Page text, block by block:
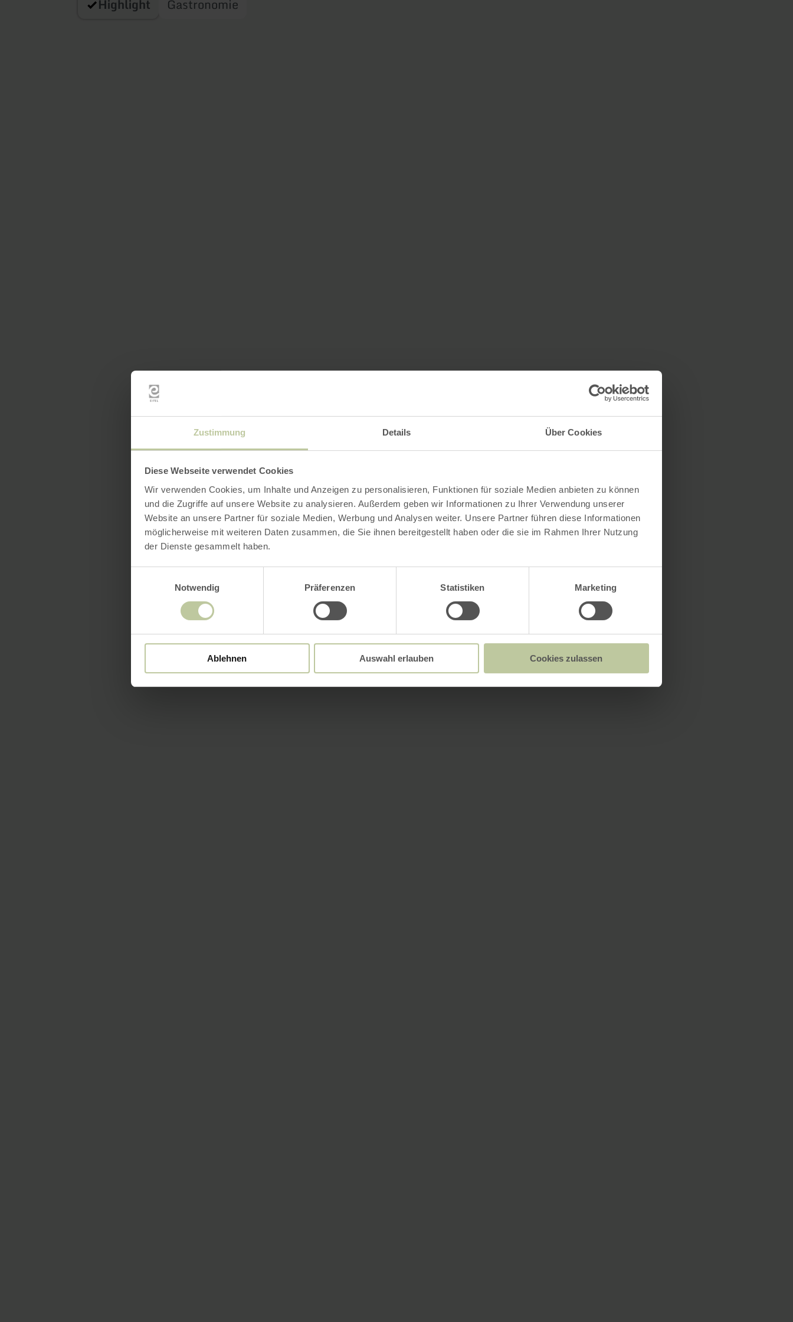
Zustimmung Details Über Cookies
Diese Webseite verwendet Cookies
Wir verwenden Cookies, um Inhalte und Anzeigen zu personalisieren, Funktionen für soziale Medien anbieten zu können
und die Zugriffe auf unsere Website zu analysieren. Außerdem geben wir Informationen zu Ihrer Verwendung unserer
Website an unsere Partner für soziale Medien, Werbung und Analysen weiter. Unsere Partner führen diese Informationen
möglicherweise mit weiteren Daten zusammen, die Sie ihnen bereitgestellt haben oder die sie im Rahmen Ihrer Nutzung
der Dienste gesammelt haben.
Notwendig
Präferenzen Statistiken Marketing
Ablehnen Auswahl erlauben Cookies zulassen
Highlight Gastronomie